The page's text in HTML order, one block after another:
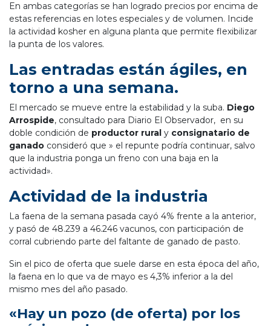
En ambas categorías se han logrado precios por encima de
estas referencias en lotes especiales y de volumen. Incide
la actividad kosher en alguna planta que permite flexibilizar
la punta de los valores.
Las entradas están ágiles, en
torno a una semana.
El mercado se mueve entre la estabilidad y la suba. Diego
Arrospide, consultado para Diario El Observador, en su
doble condición de productor rural y consignatario de
ganado consideró que » el repunte podría continuar, salvo
que la industria ponga un freno con una baja en la
actividad».
Actividad de la industria
La faena de la semana pasada cayó 4% frente a la anterior,
y pasó de 48.239 a 46.246 vacunos, con participación de
corral cubriendo parte del faltante de ganado de pasto.
Sin el pico de oferta que suele darse en esta época del año,
la faena en lo que va de mayo es 4,3% inferior a la del
mismo mes del año pasado.
«Hay un pozo (de oferta) por los